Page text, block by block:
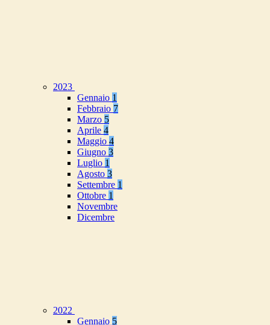
2023
Gennaio 1
Febbraio 7
Marzo 5
Aprile 4
Maggio 4
Giugno 3
Luglio 1
Agosto 3
Settembre 1
Ottobre 1
Novembre
Dicembre
2022
Gennaio 5